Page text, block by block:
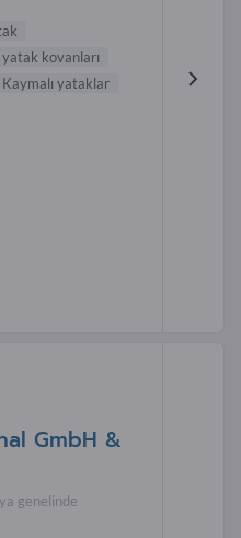
kovanları
Kaymalı yataklar
GmbH &
genelinde